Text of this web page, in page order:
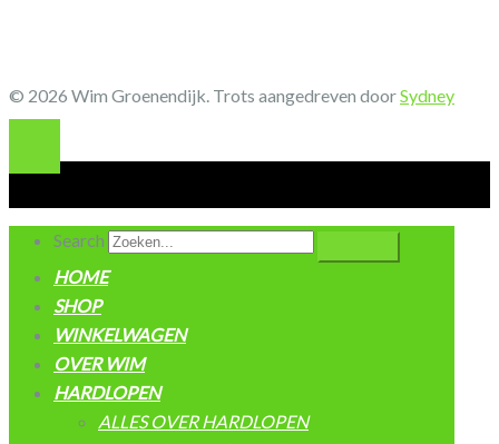
© 2026 Wim Groenendijk. Trots aangedreven doorSydney
Search
HOME
SHOP
WINKELWAGEN
OVER WIM
HARDLOPEN
ALLES OVER HARDLOPEN